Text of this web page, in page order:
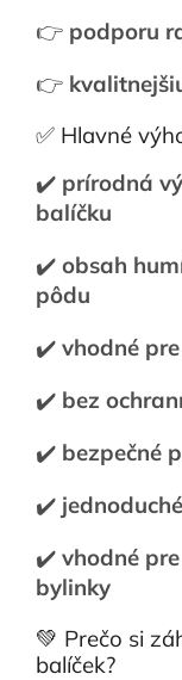
👉 podporu
👉
✅ Hlavné
✔️ prírodná
balíčku
✔️ obsah
pôdu
✔️ vhodné
✔️ bez
✔️ bezpečné
✔️
✔️ vhodné
bylinky
💚 Prečo si
balíček?